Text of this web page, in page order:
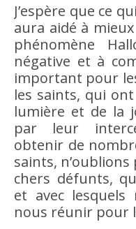
J’espère que ce
aura aidé à
phénomène
négative et à
important pour
les saints, qui
lumière et de la
par leur
obtenir de
saints,
chers défunts,
et avec
nous réunir pour